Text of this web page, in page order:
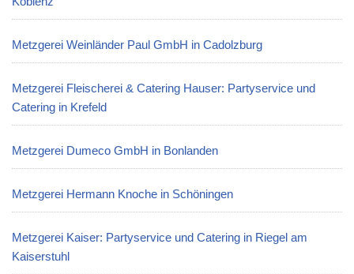
Metzgerei Weinländer Paul GmbH in Cadolzburg
Metzgerei Fleischerei & Catering Hauser: Partyservice und
Catering in Krefeld
Metzgerei Dumeco GmbH in Bonlanden
Metzgerei Hermann Knoche in Schöningen
Metzgerei Kaiser: Partyservice und Catering in Riegel am
Kaiserstuhl